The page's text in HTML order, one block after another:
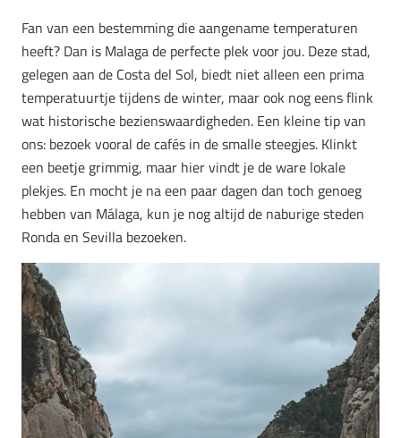
Fan van een bestemming die aangename temperaturen
heeft? Dan is Malaga de perfecte plek voor jou. Deze stad,
gelegen aan de Costa del Sol, biedt niet alleen een prima
temperatuurtje tijdens de winter, maar ook nog eens flink
wat historische bezienswaardigheden. Een kleine tip van
ons: bezoek vooral de cafés in de smalle steegjes. Klinkt
een beetje grimmig, maar hier vindt je de ware lokale
plekjes. En mocht je na een paar dagen dan toch genoeg
hebben van Málaga, kun je nog altijd de naburige steden
Ronda en Sevilla bezoeken.